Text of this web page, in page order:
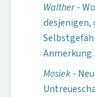
Walther-
Anmerkung
Mosiek-